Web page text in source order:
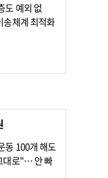
도 예외 없
체계 최적화
동 100개 해도
대로"… 안 빠